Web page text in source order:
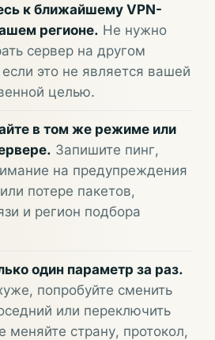
к ближайшему VPN-
регионе. Не нужно
сервер на другом
если это не является вашей
целью.
в том же режиме или
Запишите пинг,
на предупреждения
потере пакетов,
и регион подбора
один параметр за раз.
попробуйте сменить
или переключить
меняйте страну, протокол,